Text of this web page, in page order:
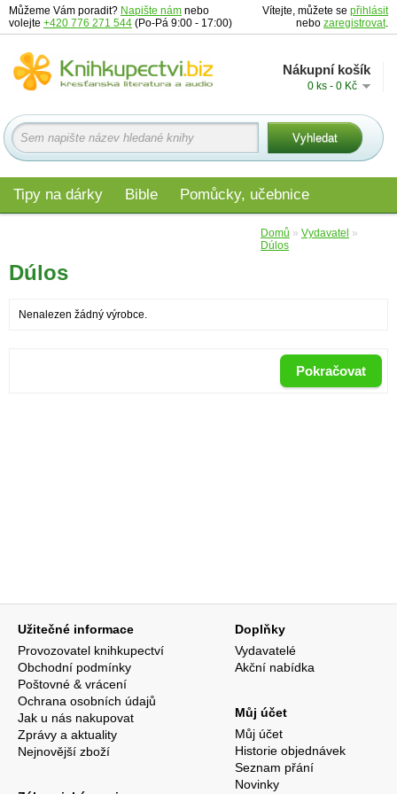
Můžeme Vám poradit? Napište nám nebo
volejte +420 776 271 544 (Po-Pá 9:00 - 17:00)
Vítejte, můžete se přihlásit
nebo zaregistrovat.
Nákupní košík
0 ks - 0 Kč
Tipy na dárky Bible Pomůcky, učebnice
Domů » Vydavatel »
Dúlos
Dúlos
Nenalezen žádný výrobce.
Pokračovat
Užitečné informace
Provozovatel knihkupectví
Obchodní podmínky
Poštovné & vrácení
Ochrana osobních údajů
Jak u nás nakupovat
Zprávy a aktuality
Nejnovější zboží
Doplňky
Vydavatelé
Akční nabídka
Můj účet
Můj účet
Historie objednávek
Seznam přání
Novinky